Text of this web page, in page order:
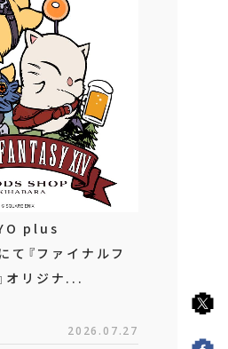
plus
て『ファイナルフ
オリジナ...
2026.07.27